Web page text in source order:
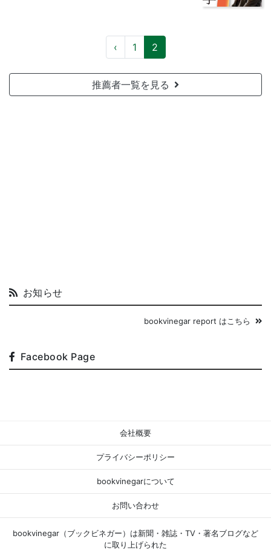
‹ 1 2
推薦者一覧を見る
お知らせ
bookvinegar report はこちら
Facebook Page
会社概要
プライバシーポリシー
bookvinegarについて
お問い合わせ
bookvinegar（ブックビネガー）は新聞・雑誌・TV・著名ブログなど
に取り上げられた